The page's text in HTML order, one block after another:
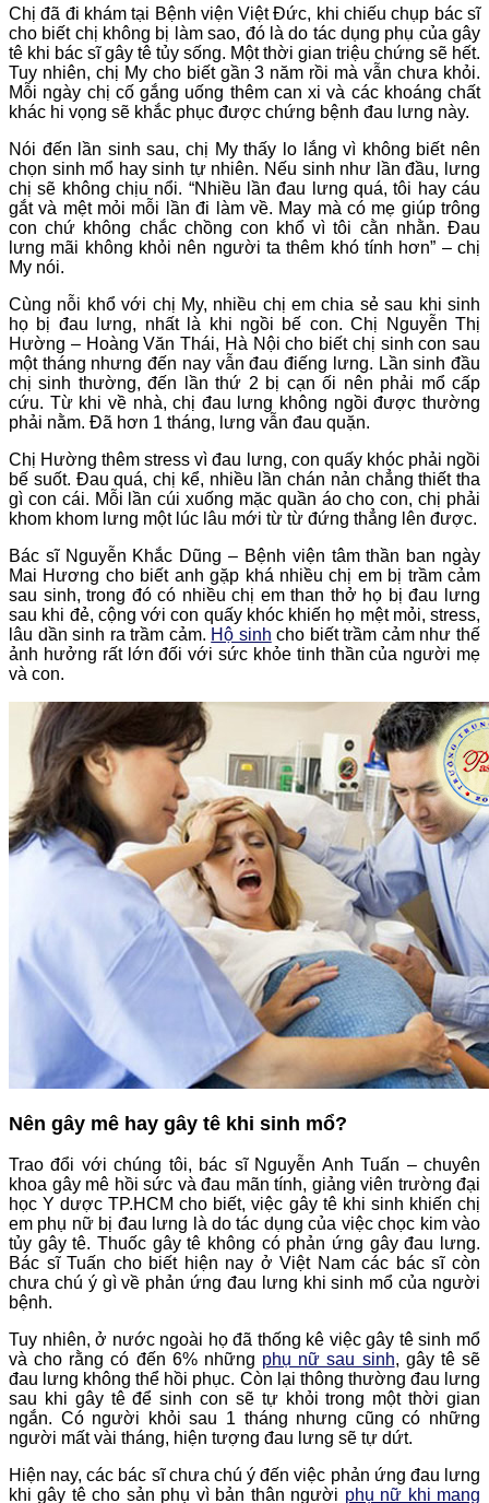
Chị đã đi khám tại Bệnh viện Việt Đức, khi chiếu chụp bác sĩ
cho biết chị không bị làm sao, đó là do tác dụng phụ của gây
tê khi bác sĩ gây tê tủy sống. Một thời gian triệu chứng sẽ hết.
Tuy nhiên, chị My cho biết gần 3 năm rồi mà vẫn chưa khỏi.
Mỗi ngày chị cố gắng uống thêm can xi và các khoáng chất
khác hi vọng sẽ khắc phục được chứng bệnh đau lưng này.
Nói đến lần sinh sau, chị My thấy lo lắng vì không biết nên
chọn sinh mổ hay sinh tự nhiên. Nếu sinh như lần đầu, lưng
chị sẽ không chịu nổi. “Nhiều lần đau lưng quá, tôi hay cáu
gắt và mệt mỏi mỗi lần đi làm về. May mà có mẹ giúp trông
con chứ không chắc chồng con khổ vì tôi cằn nhằn. Đau
lưng mãi không khỏi nên người ta thêm khó tính hơn” – chị
My nói.
Cùng nỗi khổ với chị My, nhiều chị em chia sẻ sau khi sinh
họ bị đau lưng, nhất là khi ngồi bế con. Chị Nguyễn Thị
Hường – Hoàng Văn Thái, Hà Nội cho biết chị sinh con sau
một tháng nhưng đến nay vẫn đau điếng lưng. Lần sinh đầu
chị sinh thường, đến lần thứ 2 bị cạn ối nên phải mổ cấp
cứu. Từ khi về nhà, chị đau lưng không ngồi được thường
phải nằm. Đã hơn 1 tháng, lưng vẫn đau quặn.
Chị Hường thêm stress vì đau lưng, con quấy khóc phải ngồi
bế suốt. Đau quá, chị kể, nhiều lần chán nản chẳng thiết tha
gì con cái. Mỗi lần cúi xuống mặc quần áo cho con, chị phải
khom khom lưng một lúc lâu mới từ từ đứng thẳng lên được.
Bác sĩ Nguyễn Khắc Dũng – Bệnh viện tâm thần ban ngày
Mai Hương cho biết anh gặp khá nhiều chị em bị trầm cảm
sau sinh, trong đó có nhiều chị em than thở họ bị đau lưng
sau khi đẻ, cộng với con quấy khóc khiến họ mệt mỏi, stress,
lâu dần sinh ra trầm cảm. Hộ sinh cho biết trầm cảm như thế
ảnh hưởng rất lớn đối với sức khỏe tinh thần của người mẹ
và con.
Nên gây mê hay gây tê khi sinh mổ?
Trao đổi với chúng tôi, bác sĩ Nguyễn Anh Tuấn – chuyên
khoa gây mê hồi sức và đau mãn tính, giảng viên trường đại
học Y dược TP.HCM cho biết, việc gây tê khi sinh khiến chị
em phụ nữ bị đau lưng là do tác dụng của việc chọc kim vào
tủy gây tê. Thuốc gây tê không có phản ứng gây đau lưng.
Bác sĩ Tuấn cho biết hiện nay ở Việt Nam các bác sĩ còn
chưa chú ý gì về phản ứng đau lưng khi sinh mổ của người
bệnh.
Tuy nhiên, ở nước ngoài họ đã thống kê việc gây tê sinh mổ
và cho rằng có đến 6% những phụ nữ sau sinh, gây tê sẽ
đau lưng không thể hồi phục. Còn lại thông thường đau lưng
sau khi gây tê để sinh con sẽ tự khỏi trong một thời gian
ngắn. Có người khỏi sau 1 tháng nhưng cũng có những
người mất vài tháng, hiện tượng đau lưng sẽ tự dứt.
Hiện nay, các bác sĩ chưa chú ý đến việc phản ứng đau lưng
khi gây tê cho sản phụ vì bản thân người phụ nữ khi mang